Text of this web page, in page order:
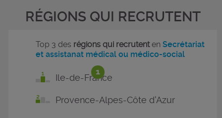
RÉGIONS QUI RECRUTENT
1
Top 3 des régions qui recrutentenSecrétariat
et assistanat médical ou médico-social
Ile-de-France
Provence-Alpes-Côte d'Azur